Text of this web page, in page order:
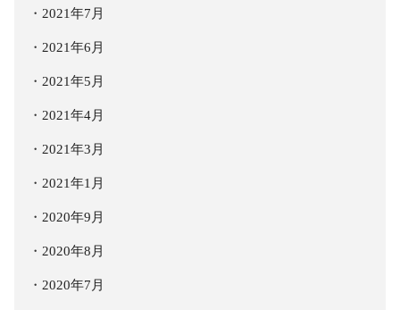
2021年7月
2021年6月
2021年5月
2021年4月
2021年3月
2021年1月
2020年9月
2020年8月
2020年7月